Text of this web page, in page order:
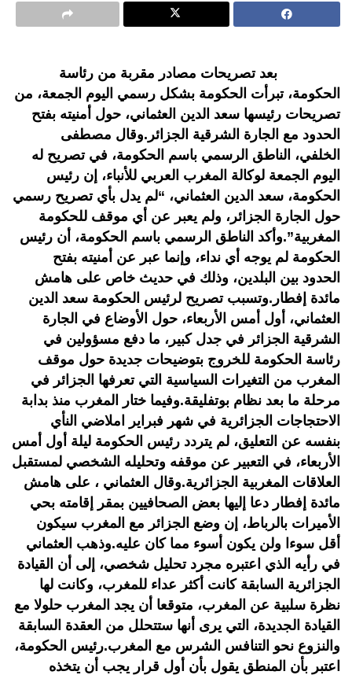
بعد تصريحات مصادر مقربة من رئاسة
الحكومة، تبرأت الحكومة بشكل رسمي اليوم الجمعة، من
تصريحات رئيسها سعد الدين العثماني، حول أمنيته بفتح
الحدود مع الجارة الشرقية الجزائر.وقال مصطفى
الخلفي، الناطق الرسمي باسم الحكومة، في تصريح له
اليوم الجمعة لوكالة المغرب العربي للأنباء، إن رئيس
الحكومة، سعد الدين العثماني، “لم يدل بأي تصريح رسمي
حول الجارة الجزائر، ولم يعبر عن أي موقف للحكومة
المغربية”.وأكد الناطق الرسمي باسم الحكومة، أن رئيس
الحكومة لم يوجه أي نداء، وإنما عبر عن أمنيته بفتح
الحدود بين البلدين، وذلك في حديث خاص على هامش
مائدة إفطار.وتسبب تصريح لرئيس الحكومة سعد الدين
العثماني، أول أمس الأربعاء، حول الأوضاع في الجارة
الشرقية الجزائر في جدل كبير، ما دفع مسؤولين في
رئاسة الحكومة للخروج بتوضيحات جديدة حول موقف
المغرب من التغيرات السياسية التي تعرفها الجزائر في
مرحلة ما بعد نظام بوتفليقة.وفيما ختار المغرب منذ بدابة
الاحتجاجات الجزائرية في شهر فبراير املاضي النأي
بنفسه عن التعليق، لم يتردد رئيس الحكومة ليلة أول أمس
الأربعاء، في التعبير عن موقفه وتحليله الشخصي لمستقبل
العلاقات المغربية الجزائرية.وقال العثماني ، على هامش
مائدة إفطار دعا إليها بعض الصحافيين بمقر إقامته بحي
الأميرات بالرباط، إن وضع الجزائر مع المغرب سيكون
أقل سوءا ولن يكون أسوء مما كان عليه.وذهب العثماني
في رأيه الذي اعتبره مجرد تحليل شخصي، إلى أن القيادة
الجزائرية السابقة كانت أكثر عداء للمغرب، وكانت لها
نظرة سلبية عن المغرب، متوقعا أن يجد المغرب حلولا مع
القيادة الجديدة، التي يرى أنها ستتحلل من العقدة السابقة
والنزوع نحو التنافس الشرس مع المغرب.رئيس الحكومة،
اعتبر بأن المنطق يقول بأن أول قرار يجب أن يتخذه